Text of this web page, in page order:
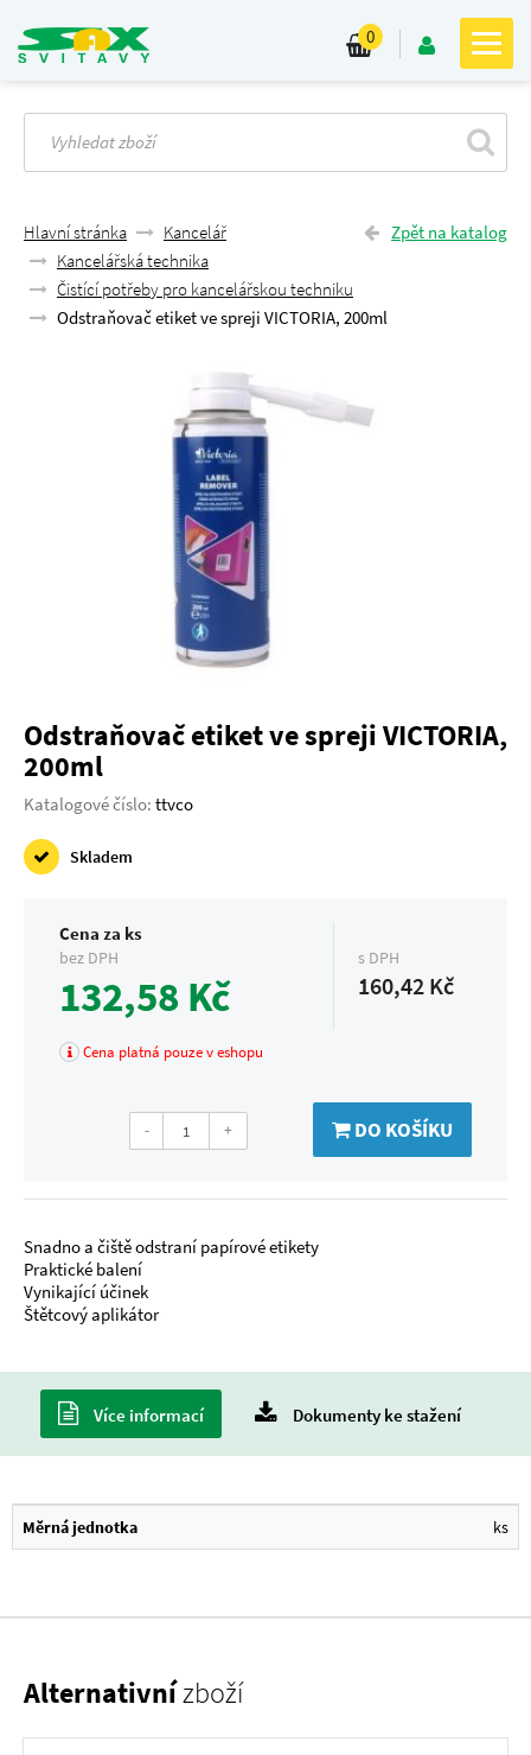
0
Zpět na katalog
Hlavní stránka
Kancelář
Kancelářská technika
Čistící potřeby pro kancelářskou techniku
Odstraňovač etiket ve spreji VICTORIA, 200ml
Odstraňovač etiket ve spreji VICTORIA,
200ml
Katalogové číslo: ttvco
Skladem
Cena za ks
bez DPH
132,58 Kč
s DPH
160,42 Kč
Cena platná pouze v eshopu
- + DO KOŠÍKU
Snadno a čiště odstraní papírové etikety
Praktické balení
Vynikající účinek
Štětcový aplikátor
Více informací Dokumenty ke stažení
Měrná jednotka ks
Alternativnízboží